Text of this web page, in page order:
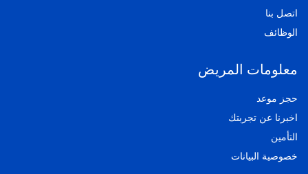
اتصل بنا
الوظائف
معلومات المريض
حجز موعد
اخبرنا عن تجربتك
التأمين
خصوصية البيانات